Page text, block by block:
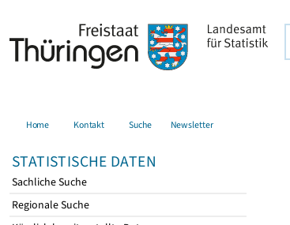
Home Kontakt Suche Newsletter
STATISTISCHE DATEN
Sachliche Suche
Regionale Suche